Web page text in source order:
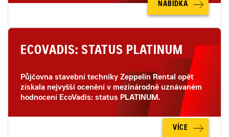
NABÍDKA
ECOVADIS: STATUS PLATINUM
Půjčovna stavební techniky Zeppelin Rental opět
získala nejvyšší ocenění v mezinárodně uznávaném
hodnocení EcoVadis: status PLATINUM.
VÍCE